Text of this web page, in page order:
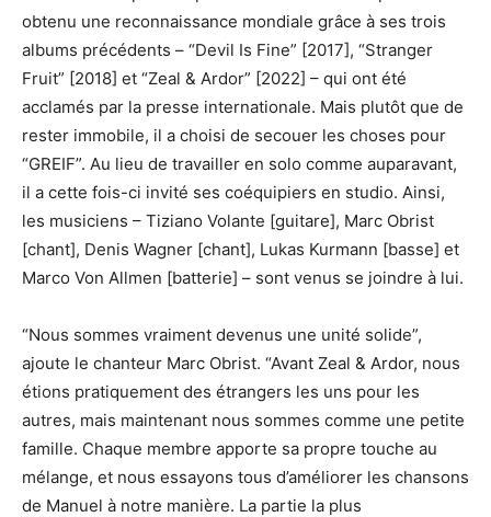
obtenu une reconnaissance mondiale grâce à ses trois
albums précédents – “Devil Is Fine” [2017], “Stranger
Fruit” [2018] et “Zeal & Ardor” [2022] – qui ont été
acclamés par la presse internationale. Mais plutôt que de
rester immobile, il a choisi de secouer les choses pour
“GREIF”. Au lieu de travailler en solo comme auparavant,
il a cette fois-ci invité ses coéquipiers en studio. Ainsi,
les musiciens – Tiziano Volante [guitare], Marc Obrist
[chant], Denis Wagner [chant], Lukas Kurmann [basse] et
Marco Von Allmen [batterie] – sont venus se joindre à lui.
“Nous sommes vraiment devenus une unité solide”,
ajoute le chanteur Marc Obrist. “Avant Zeal & Ardor, nous
étions pratiquement des étrangers les uns pour les
autres, mais maintenant nous sommes comme une petite
famille. Chaque membre apporte sa propre touche au
mélange, et nous essayons tous d’améliorer les chansons
de Manuel à notre manière. La partie la plus